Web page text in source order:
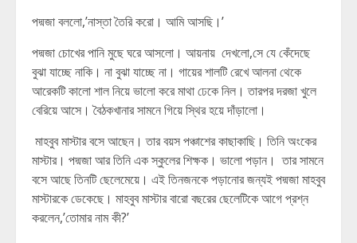
পদ্মজা বললো,’নাস্তা তৈরি করো। আমি আসছি।’
পদ্মজা চোখের পানি মুছে ঘরে আসলো। আয়নায় দেখলো,সে যে কেঁদেছে
বুঝা যাচ্ছে নাকি। না বুঝা যাচ্ছে না। গায়ের শালটি রেখে আলনা থেকে
আরেকটি কালো শাল নিয়ে ভালো করে মাথা ঢেকে নিল। তারপর দরজা খুলে
বেরিয়ে আসে। বৈঠকখানার সামনে গিয়ে স্থির হয়ে দাঁড়ালো।
মাহবুব মাস্টার বসে আছেন। তার বয়স পঞ্চাশের কাছাকাছি। তিনি অংকের
মাস্টার। পদ্মজা আর তিনি এক স্কুলের শিক্ষক। ভালো পড়ান। তার সামনে
বসে আছে তিনটি ছেলেমেয়ে। এই তিনজনকে পড়ানোর জন্যই পদ্মজা মাহবুব
মাস্টারকে ডেকেছে। মাহবুব মাস্টার বারো বছরের ছেলেটিকে আগে প্রশ্ন
করলেন,’তোমার নাম কী?’